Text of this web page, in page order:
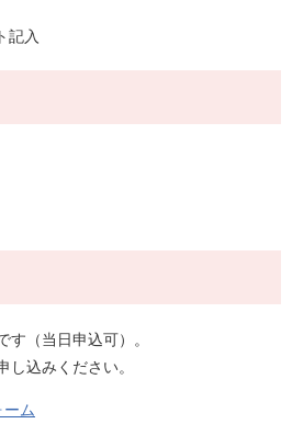
記入
す（当日申込可）。
し込みください。
ム